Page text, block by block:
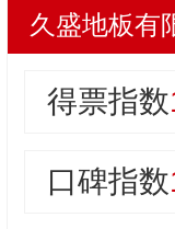
久盛地板有
得票指数
口碑指数